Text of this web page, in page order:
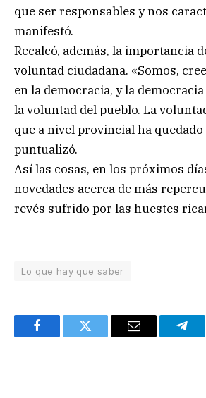
que ser responsables y nos
manifestó.
Recalcó, además, la importancia
voluntad ciudadana. «Somos,
en la democracia, y la
la voluntad del pueblo. La
que a nivel provincial ha quedado
puntualizó.
Así las cosas, en los próximos
novedades acerca de más
revés sufrido por las huestes
Lo que hay que saber
FacebookTwitter Email